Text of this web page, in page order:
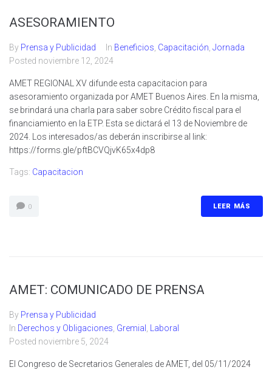
ASESORAMIENTO
By Prensa y Publicidad In Beneficios Capacitación Jornada
Posted noviembre 12, 2024
AMET REGIONAL XV difunde esta capacitacion para
asesoramiento organizada por AMET Buenos Aires. En la misma,
se brindará una charla para saber sobre Crédito fiscal para el
financiamiento en la ETP. Esta se dictará el 13 de Noviembre de
2024. Los interesados/as deberán inscribirse al link:
https://forms.gle/pftBCVQjvK65x4dp8
Tags: Capacitacion
0 LEER MÁS
AMET: COMUNICADO DE PRENSA
By Prensa y Publicidad
In Derechos y Obligaciones Gremial
Laboral
Posted noviembre 5, 2024
El Congreso de Secretarios Generales de AMET, del 05/11/2024